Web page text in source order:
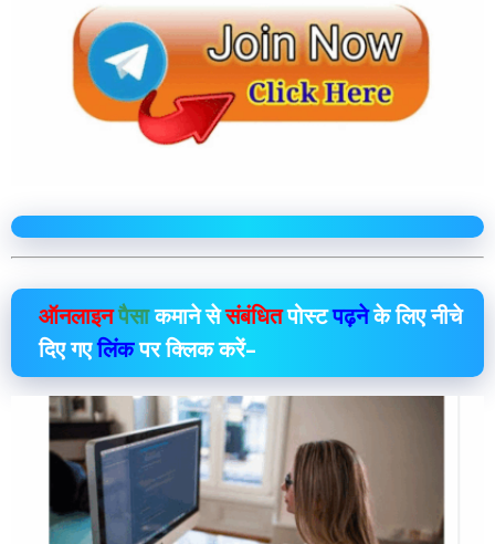
ऑनलाइनपैसाकमाने सेसंबंधितपोस्टपढ़नेके लिए नीचे
दिए गएलिंकपर क्लिक करें–